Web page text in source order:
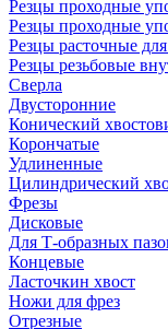
Резцы проходные
Резцы проходные
Резцы расточные
Резцы резьбовые
Сверла
Двусторонние
Конический
Корончатые
Удлиненные
Цилиндрический
Фрезы
Дисковые
Для Т-образных
Концевые
Ласточкин хвост
Ножи для фрез
Отрезные